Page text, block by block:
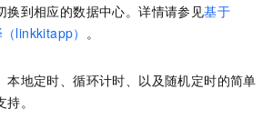
换到相应的数据中心。详情请参见基于
linkkitapp） 。
本地定时、循环计时、以及随机定时的简单
。